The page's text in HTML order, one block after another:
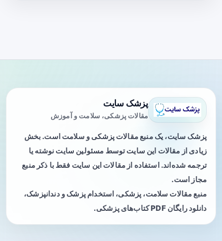
پزشک سایت
مقالات پزشکی، سلامت و آموزش
پزشک سایت، یک منبع مقالات پزشکی و سلامت است. بخش
زیادی از مقالات این سایت توسط مسئولین سایت نوشته یا
ترجمه شده‌اند. استفاده از مقالات این سایت فقط با ذکر منبع
مجاز است.
منبع مقالات سلامت، پزشکی، استخدام پزشک و دندانپزشک،
دانلود رایگان PDF کتاب‌های پزشکی.